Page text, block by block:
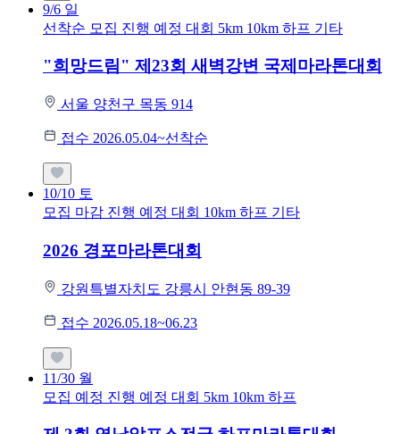
9/6 일
선착순 모집 진행 예정 대회 5km 10km 하프 기타
"희망드림" 제23회 새벽강변 국제마라톤대회
서울 양천구 목동 914
접수 2026.05.04~선착순
10/10 토
모집 마감 진행 예정 대회 10km 하프 기타
2026 경포마라톤대회
강원특별자치도 강릉시 안현동 89-39
접수 2026.05.18~06.23
11/30 월
모집 예정 진행 예정 대회 5km 10km 하프